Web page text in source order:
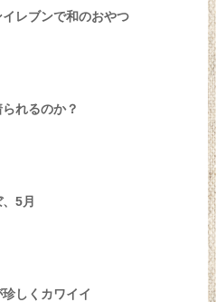
レブンで和のおやつ
れるのか？
5月
しくカワイイ